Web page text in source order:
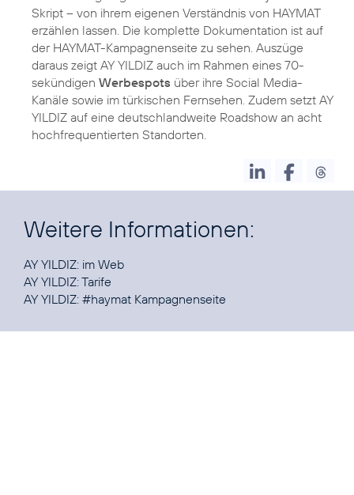
Skript – von ihrem eigenen Verständnis von HAYMAT
erzählen lassen. Die komplette Dokumentation ist auf
der HAYMAT-Kampagnenseite zu sehen. Auszüge
daraus zeigt AY YILDIZ auch im Rahmen eines 70-
sekündigen Werbespots über ihre Social Media-
Kanäle sowie im türkischen Fernsehen. Zudem setzt AY
YILDIZ auf eine deutschlandweite Roadshow an acht
hochfrequentierten Standorten.
Weitere Informationen:
AY YILDIZ: im Web
AY YILDIZ:Tarife
AY YILDIZ: #haymat Kampagnenseite